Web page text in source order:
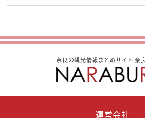
奈良の観光情報まとめサイト 奈
運営会社